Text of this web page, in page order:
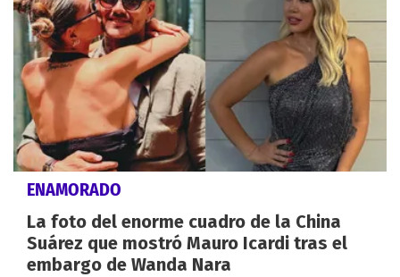
ENAMORADO
La foto del enorme cuadro de la China
Suárez que mostró Mauro Icardi tras el
embargo de Wanda Nara